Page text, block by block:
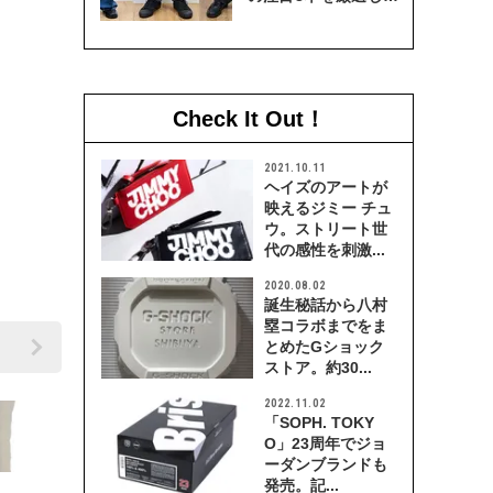
Check It Out！
2021.10.11
ヘイズのアートが
映えるジミー チュ
ウ。ストリート世
代の感性を刺激...
2020.08.02
誕生秘話から八村
塁コラボまでをま
とめたGショック
ストア。約30...
2022.11.02
「SOPH. TOKY
O」23周年でジョ
ーダンブランドも
発売。記...